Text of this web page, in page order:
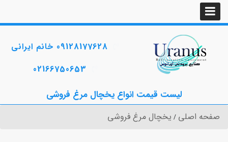
لیست قیمت انواع یخچال مرغ فروشی
09128177628 خانم ایرانی
02166750653
صفحه اصلی یخچال مرغ فروشی